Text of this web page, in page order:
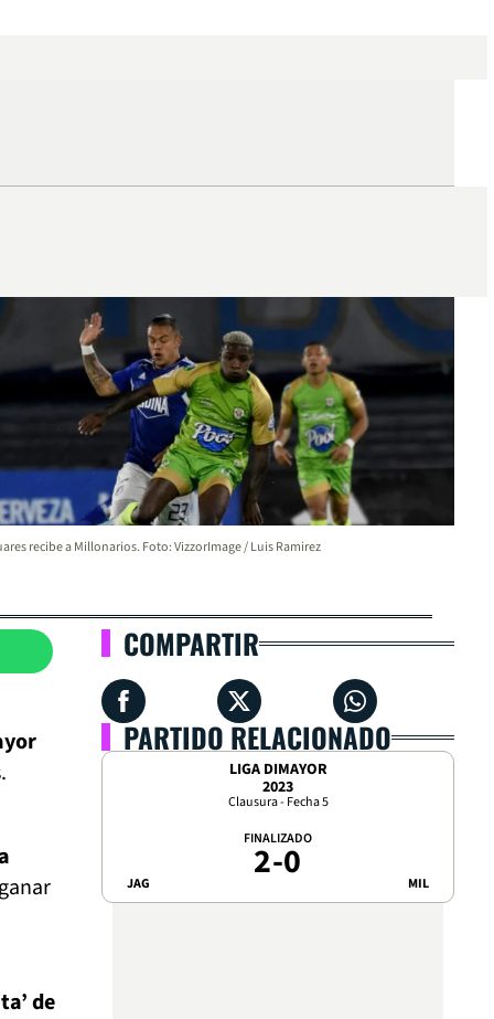
recibe a Millonarios. Foto: VizzorImage / Luis Ramirez
de
COMPARTIR
PARTIDO RELACIONADO
LIGA DIMAYOR
2023
Clausura - Fecha 5
JAG
FINALIZADO
2-0 MIL